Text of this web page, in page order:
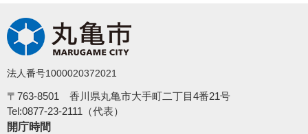
法人番号1000020372021
〒763-8501 香川県丸亀市大手町二丁目4番21号
Tel:0877-23-2111（代表）
開庁時間